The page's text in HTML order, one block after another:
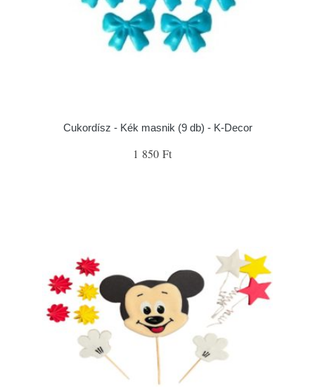
Cukordísz - Kék masnik (9 db) - K-Decor
1 850 Ft